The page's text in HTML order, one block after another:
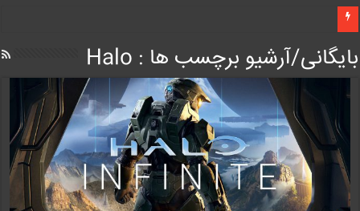
بایگانی/آرشیو برچسب ها : Halo